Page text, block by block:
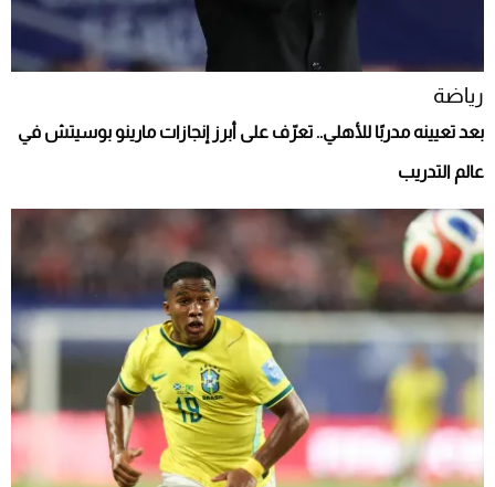
رياضة
بعد تعيينه مدربًا للأهلي.. تعرّف على أبرز إنجازات مارينو بوسيتش في
عالم التدريب